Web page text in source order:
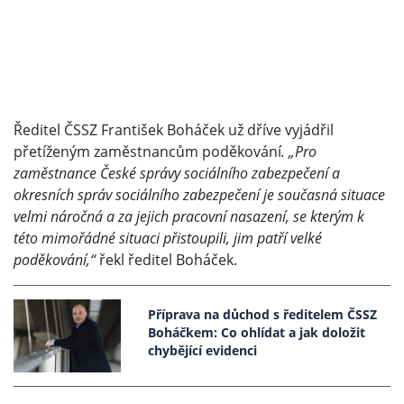
Ředitel ČSSZ František Boháček už dříve vyjádřil
přetíženým zaměstnancům poděkování. „Pro
zaměstnance České správy sociálního zabezpečení a
okresních správ sociálního zabezpečení je současná situace
velmi náročná a za jejich pracovní nasazení, se kterým k
této mimořádné situaci přistoupili, jim patří velké
poděkování,“řekl ředitel Boháček.
Příprava na důchod s ředitelem ČSSZ
Boháčkem: Co ohlídat a jak doložit
chybějící evidenci